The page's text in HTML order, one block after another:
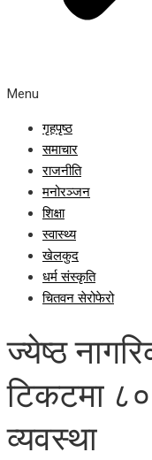
Menu
गृहपृष्ठ
समाचार
राजनीति
मनोरञ्जन
शिक्षा
स्वास्थ्य
खेलकुद
धर्म संस्कृति
चितवन सेरोफेरो
ज्येष्ठ
टिकटमा
व्यवस्था